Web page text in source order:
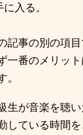
入る。
記事の別の項
一番のメリッ
。
生が音楽を聴
している時間